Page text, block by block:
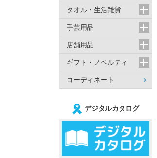
タオル・生活雑貨
手芸用品
店舗用品
ギフト・ノベルティ
コーディネート
デジタルカタログ